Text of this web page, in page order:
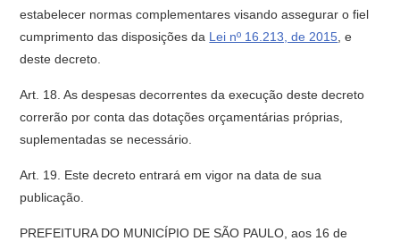
estabelecer normas complementares visando assegurar o fiel
cumprimento das disposições da Lei nº 16.213, de 2015 , e
deste decreto.
Art. 18. As despesas decorrentes da execução deste decreto
correrão por conta das dotações orçamentárias próprias,
suplementadas se necessário.
Art. 19. Este decreto entrará em vigor na data de sua
publicação.
PREFEITURA DO MUNICÍPIO DE SÃO PAULO, aos 16 de